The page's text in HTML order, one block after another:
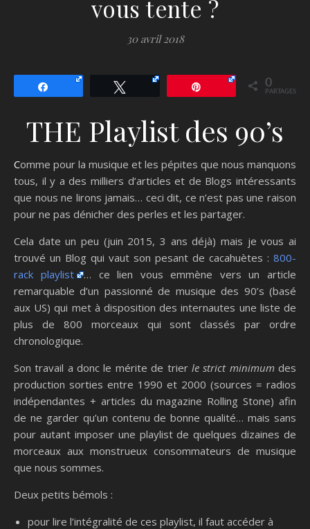
vous tente ?
30 avril 2018
0
PARTAGES
THE Playlist des 90’s
Comme pour la musique et les pépites que nous manquons
tous, il y a des milliers d’articles et de Blogs intéressants
que nous ne lirons jamais… ceci dit, ce n’est pas une raison
pour ne pas dénicher des perles et les partager.
Cela date un peu (juin 2015, 3 ans déjà) mais je vous ai
trouvé un Blog qui vaut son pesant de cacahuètes : 800-
rack playlist
… ce lien vous emmène vers un article
remarquable d’un passionné de musique des 90’s (basé
aux US) qui met à disposition des internautes une liste de
plus de 800 morceaux qui sont classés par ordre
chronologique.
Son travail a donc le mérite de trier le strict minimumdes
production sorties entre 1990 et 2000 (sources = radios
indépendantes + articles du magazine Rolling Stone) afin
de ne garder qu’un contenu de bonne qualité… mais sans
pour autant imposer une playlist de quelques dizaines de
morceaux aux monstrueux consommateurs de musique
que nous sommes.
Deux petits bémols :
pour lire l’intégralité de ces playlist, il faut accéder à